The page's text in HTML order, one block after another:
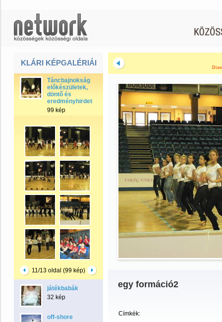
KLÁRI KÉPGALÉRIÁI
Táncbajnokság
előkészületek,
döntő és
eredményhirdetés
99 kép
11/13 oldal (99 kép)
játékbabák
32 kép
off-shore
egy formáció2
Címkék: